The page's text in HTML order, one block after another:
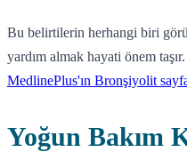
Bu belirtilerin herhangi biri
yardım almak hayati önem
MedlinePlus'ın Bronşiyolit
Yoğun Bakım